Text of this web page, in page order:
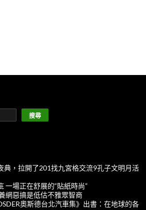
搜尋
典，拉開了201找九宮格交流9孔子文明月活
一場正在舒展的“貼紙時尚”
網惡搞是低估不雅眾智商
奧斯德台北汽車集》出書：在地球的各